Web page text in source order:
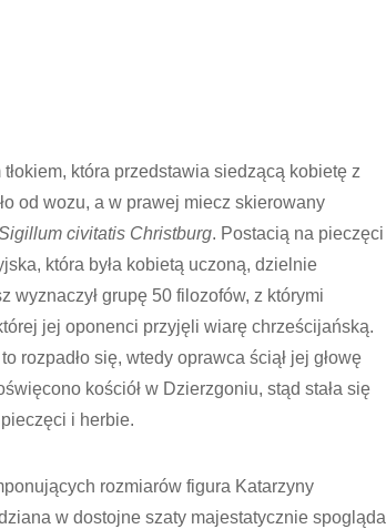
która przedstawia siedzącą kobietę z
od wozu, a w prawej miecz skierowany
civitatis Christburg. Postacią na pieczęci
która była kobietą uczoną, dzielnie
grupę 50 filozofów, z którymi
jej oponenci przyjęli wiarę chrześcijańską.
rozpadło się, wtedy oprawca ściął jej głowę
kościół w Dzierzgoniu, stąd stała się
i herbie.
rozmiarów figura Katarzyny
w dostojne szaty majestatycznie spogląda